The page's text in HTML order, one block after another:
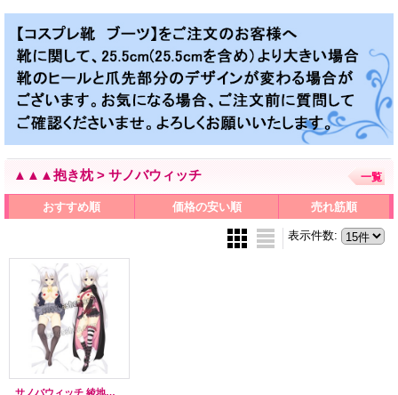
▲▲▲抱き枕 > サノバウィッチ 一覧
おすすめ順 価格の安い順 売れ筋順
表示件数:
サノバウィッチ 綾地寧々風 あやちねね ●等身大 抱き枕カバー